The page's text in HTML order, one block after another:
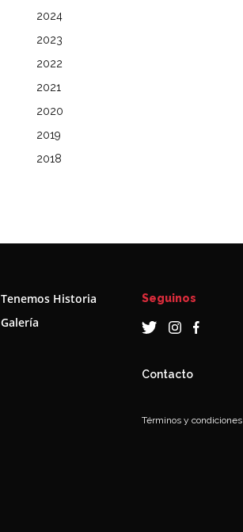
2024
2023
2022
2021
2020
2019
2018
Tenemos Historia
Galería
Seguinos
Contacto
Términos y condiciones